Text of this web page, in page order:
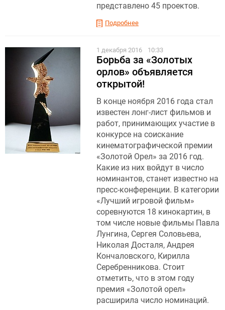
представлено 45 проектов.
Подробнее
1 декабря 2016 10:33
Борьба за «Золотых
орлов» объявляется
открытой!
В конце ноября 2016 года стал
известен лонг-лист фильмов и
работ, принимающих участие в
конкурсе на соискание
кинематографической премии
«Золотой Орел» за 2016 год.
Какие из них войдут в число
номинантов, станет известно на
пресс-конференции. В категории
«Лучший игровой фильм»
соревнуются 18 кинокартин, в
том числе новые фильмы Павла
Лунгина, Сергея Соловьева,
Николая Досталя, Андрея
Кончаловского, Кирилла
Серебренникова. Стоит
отметить, что в этом году
премия «Золотой орел»
расширила число номинаций.